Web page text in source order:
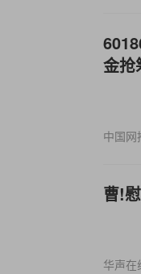
金抢
中国网
曹!
华声在